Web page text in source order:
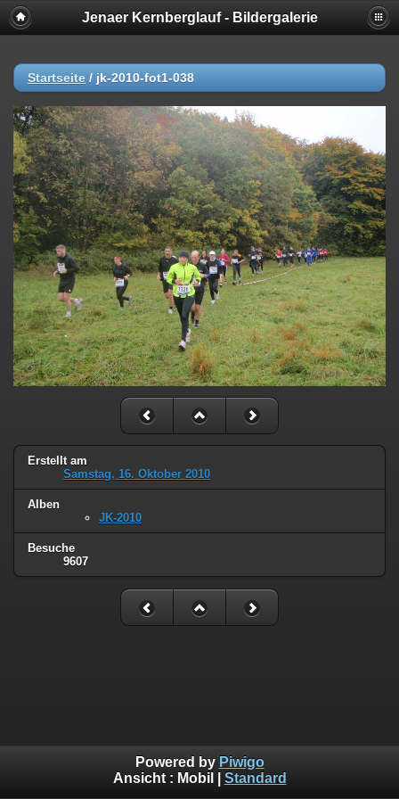
Jenaer Kernberglauf - Bildergalerie
Startseite / jk-2010-fot1-038
Erstellt am
Samstag, 16. Oktober 2010
Alben
JK-2010
Besuche
9607
Powered by Piwigo
Ansicht : Mobil Standard